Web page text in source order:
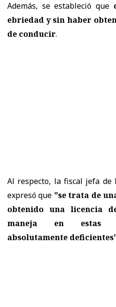
Además, se estableció que
ebriedad y sin haber
de conducir.
Al respecto, la fiscal jefa de
expresó que "se trata de
obtenido una licencia
maneja en estas
absolutamente